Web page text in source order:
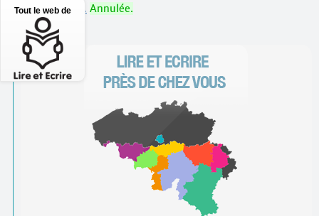
Inscriptions… Annulée.
Tout le web de